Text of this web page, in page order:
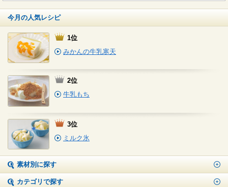
今月の人気レシピ
1位
みかんの牛乳寒天
2位
牛乳もち
3位
ミルク氷
素材別に探す
カテゴリで探す